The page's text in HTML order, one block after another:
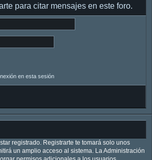
para citar mensajes en este foro.
en esta sesión
registrado. Registrarte te tomará solo unos
un amplio acceso al sistema. La Administración